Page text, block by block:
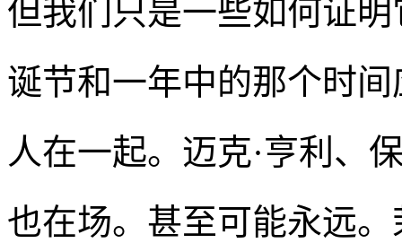
但我们只是一些如何证
诞节和一年中的那个时
人在一起。迈克·亨利、
也在场。甚至可能永远